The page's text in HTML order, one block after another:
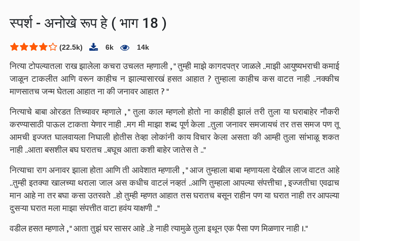
स्पर्श - अनोखे रूप हे ( भाग 18 )
(22.5k) 6k 14k
नित्या टोपल्यातला राख झालेला कचरा उचलत म्हणाली , " तुम्ही माझे कागदपत्र जाळले ..माझी आयुष्यभराची कमाई
जाळून टाकलीत आणि वरून काहीच न झाल्यासारखं हसत आहात ? तुम्हाला काहीच कस वाटत नाही ..नक्कीच
माणसातच जन्म घेतला आहात ना की जनावर आहात ? "
नित्याचे बाबा ओरडत तिच्यावर म्हणाले , " तुला काल म्हणलो होतो ना काहीही झालं तरी तुला या घराबाहेर नौकरी
करण्यासाठी पाऊल टाकता येणार नाही ..मग मी माझा शब्द पूर्ण केला ..तुला जनावर समजायचं तर तस समज पण तू
आमची इज्जत घालवायला निघाली होतीस तेव्हा लोकांनी काय विचार केला असता की आम्ही तुला सांभाळू शकत
नाही ..आता बसशील बघ घरातच ..बघूच आता कशी बाहेर जातेस ते .."
नित्याचा राग अनावर झाला होता आणि ती आवेशात म्हणाली , " आज तुम्हाला बाबा म्हणायला देखील लाज वाटत आहे
..तुम्ही इतक्या खालच्या थराला जाल अस कधीच वाटलं नव्हतं ..आणि तुम्हाला आपल्या संपत्तीचा , इज्जतीचा एवढाच
मान आहे ना तर बघा कसा उतरवते ..हो तुम्ही म्हणत आहात तस घरातच बसून राहीन पण या घरात नाही तर आपल्या
दुसऱ्या घरात मला माझा संपत्तीत वाटा हवंय याक्षणी .."
वडील हसत म्हणाले , " आता तुझं घर सासर आहे ..हे नाही त्यामुळे तुला इथून एक पैसा पण मिळणार नाही ।."